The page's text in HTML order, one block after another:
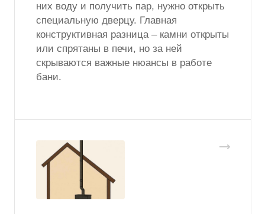
них воду и получить пар, нужно открыть
специальную дверцу. Главная
конструктивная разница – камни открыты
или спрятаны в печи, но за ней
скрываются важные нюансы в работе
бани.